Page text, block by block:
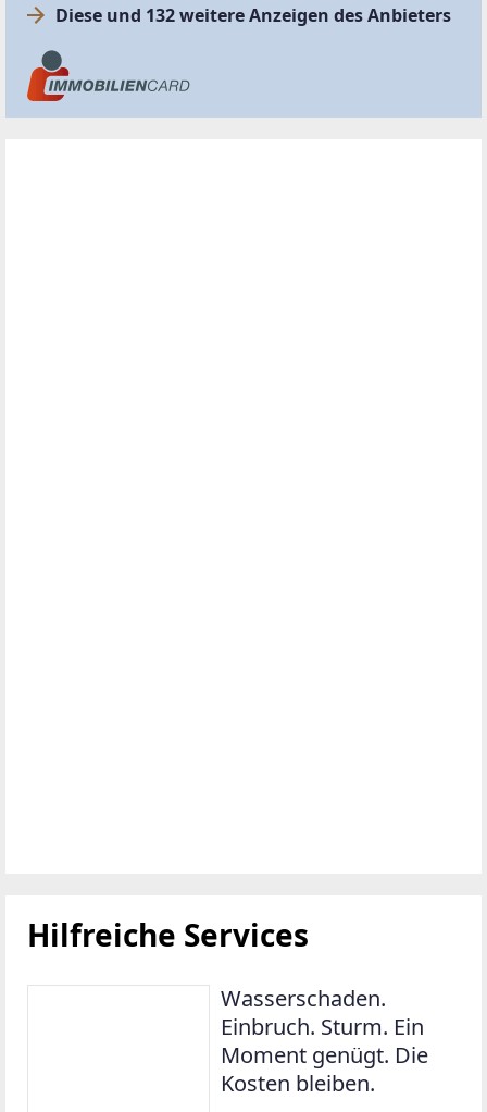
Diese und 132 weitere Anzeigen des Anbieters
Hilfreiche Services
Wasserschaden.
Einbruch. Sturm. Ein
Moment genügt. Die
Kosten bleiben.